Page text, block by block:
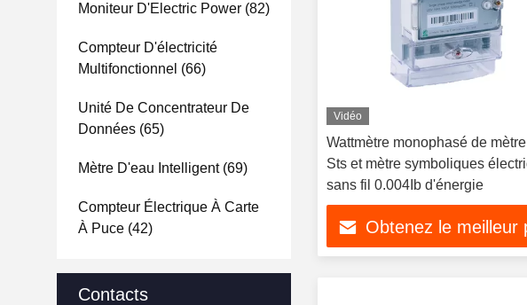
Moniteur D'Electric Power (82)
Compteur D'électricité
Multifonctionnel (66)
Unité De Concentrateur De
Données (65)
Mètre D'eau Intelligent(69)
Compteur Électrique À Carte
À Puce (42)
Contacts
Vidéo
Wattmètre monophasé de
Sts et mètre symboliques
sans fil 0.004Ib d'énergie
Obtenez le meilleur